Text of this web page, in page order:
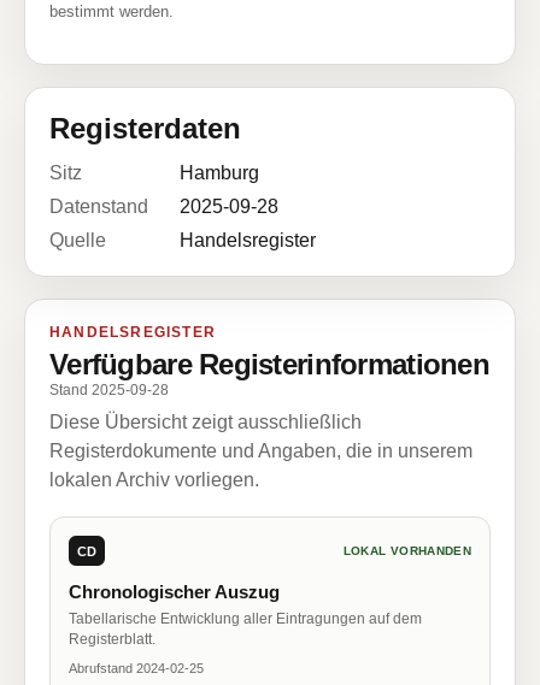
bestimmt werden.
Registerdaten
Sitz
Hamburg
Datenstand
2025-09-28
Quelle
Handelsregister
HANDELSREGISTER
Verfügbare Registerinformationen
Stand 2025-09-28
Diese Übersicht zeigt ausschließlich
Registerdokumente und Angaben, die in unserem
lokalen Archiv vorliegen.
CD LOKAL VORHANDEN
Chronologischer Auszug
Tabellarische Entwicklung aller Eintragungen auf dem
Registerblatt.
Abrufstand 2024-02-25